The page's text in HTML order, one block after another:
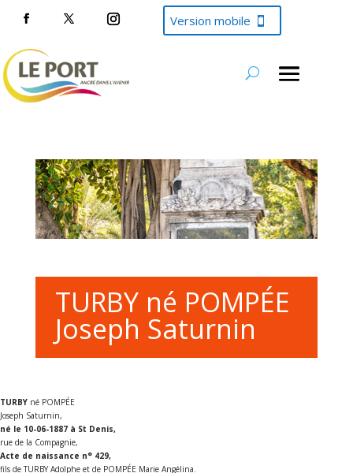
Version mobile
TURBY né POMPÉE
Joseph Saturnin
TURBY né POMPÉE
Joseph Saturnin,
né le 10-06-1887 à St Denis,
rue de la Compagnie,
Acte de naissance n° 429,
fils de TURBY Adolphe et de POMPÉE Marie Angélina.